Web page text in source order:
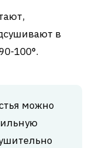
в
100°.
можно